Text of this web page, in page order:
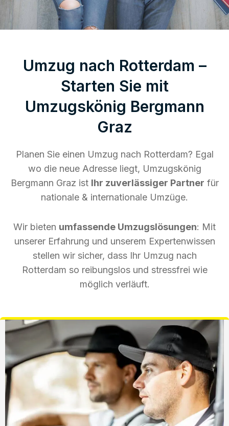
Umzug nach Rotterdam –
Starten Sie mit
Umzugskönig Bergmann
Graz
Planen Sie einen Umzug nach Rotterdam? Egal
wo die neue Adresse liegt, Umzugskönig
Bergmann Graz ist Ihr zuverlässiger Partner für
nationale & internationale Umzüge.
Wir bieten umfassende Umzugslösungen: Mit
unserer Erfahrung und unserem Expertenwissen
stellen wir sicher, dass Ihr Umzug nach
Rotterdam so reibungslos und stressfrei wie
möglich verläuft.